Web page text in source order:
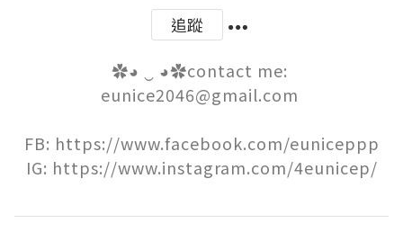
追蹤
✿◕ ‿ ◕✿contact me:
eunice2046@gmail.com
FB: https://www.facebook.com/euniceppp
IG: https://www.instagram.com/4eunicep/